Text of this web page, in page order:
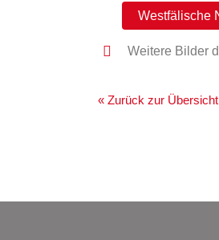
Westfälische
Weitere Bilder
« Zurück zur Übersicht